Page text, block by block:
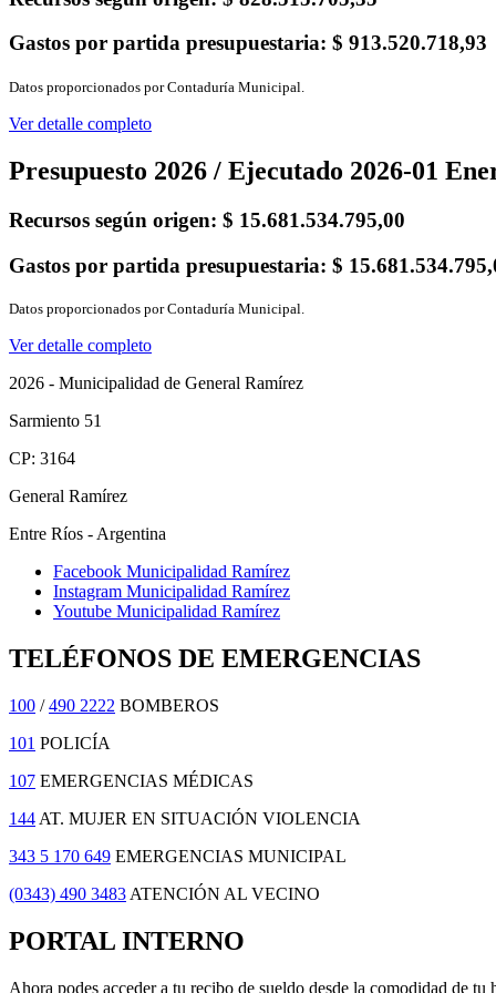
Gastos por partida presupuestaria: $ 913.520.718,93
Datos proporcionados por Contaduría Municipal.
Ver detalle completo
Presupuesto 2026 / Ejecutado 2026-01
Recursos según origen: $ 15.681.534.795,00
Gastos por partida presupuestaria: $
Datos proporcionados por Contaduría Municipal.
Ver detalle completo
2026 - Municipalidad de General Ramírez
Sarmiento 51
CP: 3164
General Ramírez
Entre Ríos - Argentina
Facebook Municipalidad Ramírez
Instagram Municipalidad Ramírez
Youtube Municipalidad Ramírez
TELÉFONOS DE EMERGENCIAS
100 /490 2222 BOMBEROS
101 POLICÍA
107 EMERGENCIAS MÉDICAS
144 AT. MUJER EN SITUACIÓN VIOLENCIA
343 5 170 649 EMERGENCIAS MUNICIPAL
(0343) 490 3483 ATENCIÓN AL VECINO
PORTAL INTERNO
Ahora podes acceder a tu recibo de sueldo desde la comodidad de tu